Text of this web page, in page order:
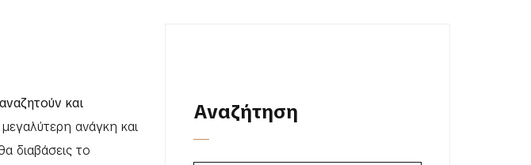
και
μεγαλύτερη ανάγκη και
διαβάσεις το
Αναζήτηση